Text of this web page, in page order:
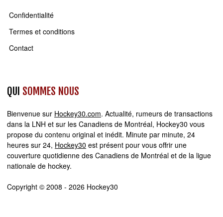
Confidentialité
Termes et conditions
Contact
QUI SOMMES NOUS
Bienvenue sur Hockey30.com. Actualité, rumeurs de transactions
dans la LNH et sur les Canadiens de Montréal, Hockey30 vous
propose du contenu original et inédit. Minute par minute, 24
heures sur 24, Hockey30 est présent pour vous offrir une
couverture quotidienne des Canadiens de Montréal et de la ligue
nationale de hockey.
Copyright © 2008 - 2026 Hockey30